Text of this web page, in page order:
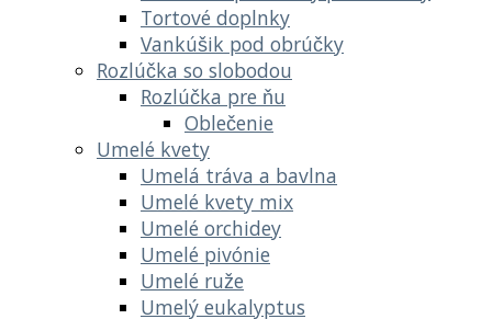
Tortové doplnky
Vankúšik pod obrúčky
Rozlúčka so slobodou
Rozlúčka pre ňu
Oblečenie
Umelé kvety
Umelá tráva a bavlna
Umelé kvety mix
Umelé orchidey
Umelé pivónie
Umelé ruže
Umelý eukalyptus